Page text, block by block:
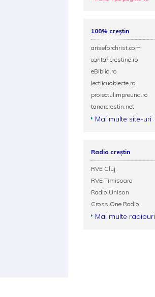
100% creștin
ariseforchrist.com
cantaricrestine.ro
eBiblia.ro
lectiicuobiecte.ro
proiectulimpreuna.ro
tanarcrestin.net
Mai multe site-uri
Radio creștin
RVE Cluj
RVE Timisoara
Radio Unison
Cross One Radio
Mai multe radiouri